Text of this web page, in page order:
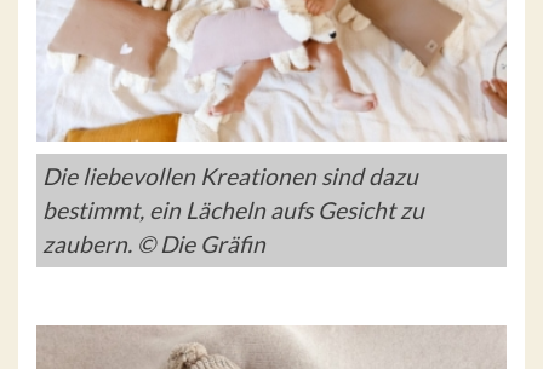
Die liebevollen Kreationen sind dazu
bestimmt, ein Lächeln aufs Gesicht zu
zaubern. © Die Gräfin